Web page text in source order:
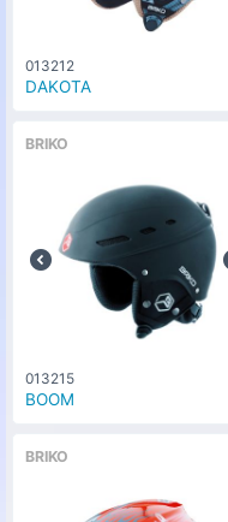
013212
DAKOTA
BRIKO
013215
BOOM
BRIKO